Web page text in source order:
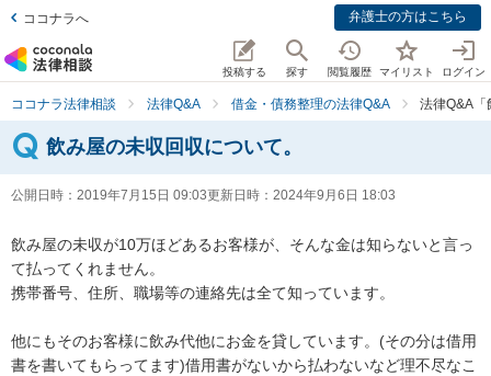
ココナラへ 弁護士の方はこちら
投稿する 探す 閲覧履歴 マイリスト ログイン
ココナラ法律相談 法律Q&A 借金・債務整理の法律Q&A 法律Q&A「
飲み屋の未収回収について。
公開日時： 2019年7月15日 09:03更新日時： 2024年9月6日 18:03
飲み屋の未収が10万ほどあるお客様が、そんな金は知らないと言っ
て払ってくれません。
携帯番号、住所、職場等の連絡先は全て知っています。
他にもそのお客様に飲み代他にお金を貸しています。(その分は借用
書を書いてもらってます)借用書がないから払わないなど理不尽なこ